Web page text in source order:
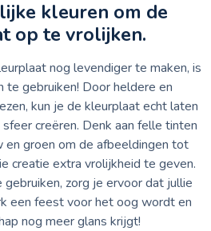
kleuren om de
op te vrolijken.
nog levendiger te maken, is
te gebruiken! Door heldere en
kun je de kleurplaat echt laten
creëren. Denk aan felle tinten
en groen om de afbeeldingen tot
creatie extra vrolijkheid te geven.
zorg je ervoor dat jullie
een feest voor het oog wordt en
nog meer glans krijgt!